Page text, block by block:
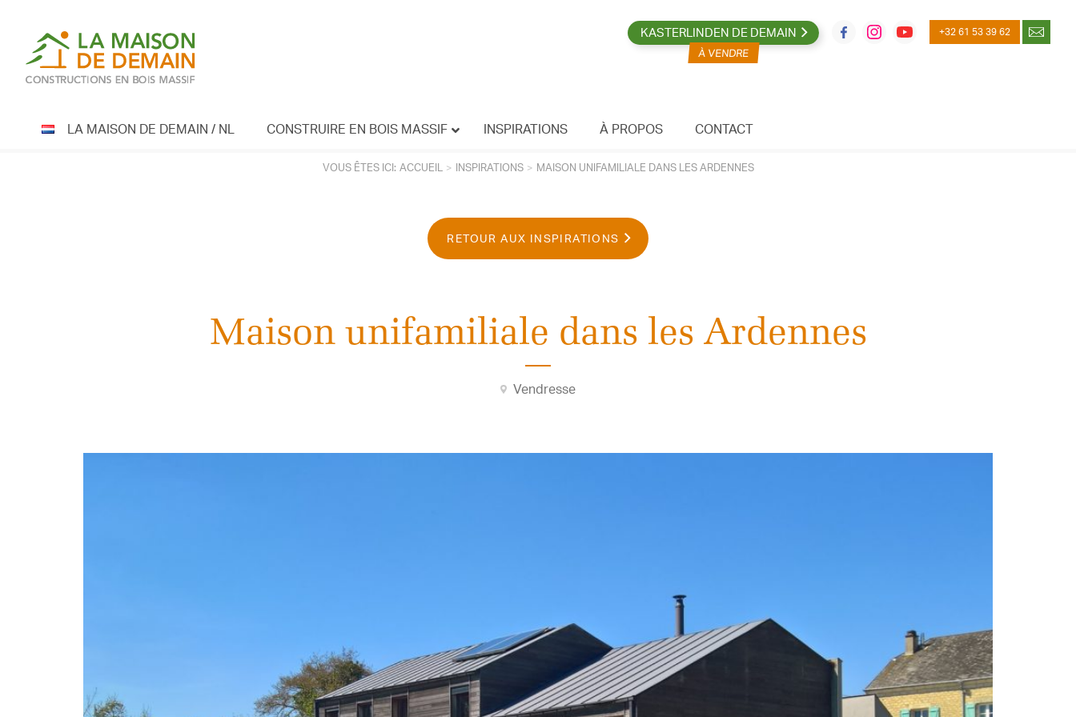
content
KASTERLINDEN DE DEMAIN +32 61 53 39 62
LA MAISON DE DEMAIN / NL CONSTRUIRE EN BOIS MASSIF INSPIRATIONS À PROPOS CONTACT
VOUS ÊTES ICI: ACCUEIL INSPIRATIONS MAISON UNIFAMILIALE DANS LES ARDENNES
RETOUR AUX INSPIRATIONS
Maison unifamiliale dans les Ardennes
Vendresse